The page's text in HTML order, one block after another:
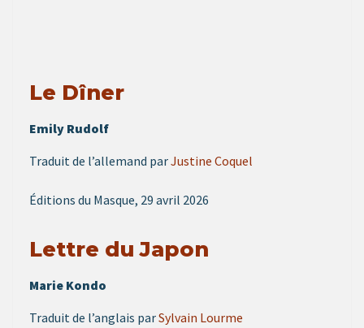
Le Dîner
Emily Rudolf
Traduit de l’allemand parJustine Coquel
Éditions du Masque, 29 avril 2026
Lettre du Japon
Marie Kondo
Traduit de l’anglais parSylvain Lourme